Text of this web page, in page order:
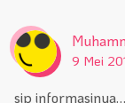
9 Mei
sip